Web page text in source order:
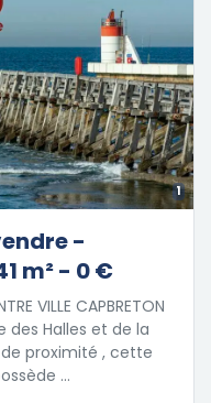
1
-
m² - 0 €
VILLE CAPBRETON
Halles et de la
proximité , cette
…